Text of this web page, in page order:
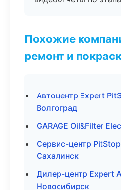
Похожие
ремонт и
Автоцентр Expert
Волгоград
GARAGE Oil&Filter
Сервис-центр
Сахалинск
Дилер-центр Expert
Новосибирск